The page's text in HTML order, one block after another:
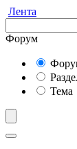
Лента
Форум
Тема